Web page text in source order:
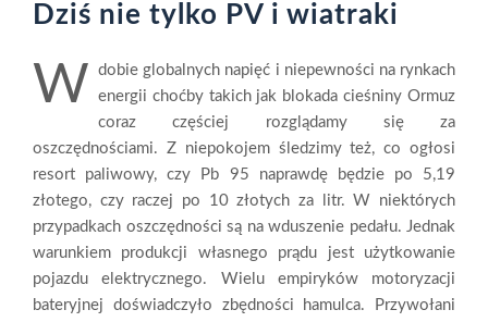
Dziś nie tylko PV i wiatraki
W
dobie globalnych napięć i niepewności na rynkach
energii choćby takich jak blokada cieśniny Ormuz
coraz częściej rozglądamy się za
oszczędnościami. Z niepokojem śledzimy też, co ogłosi
resort paliwowy, czy Pb 95 naprawdę będzie po 5,19
złotego, czy raczej po 10 złotych za litr. W niektórych
przypadkach oszczędności są na wduszenie pedału. Jednak
warunkiem produkcji własnego prądu jest użytkowanie
pojazdu elektrycznego. Wielu empiryków motoryzacji
bateryjnej doświadczyło zbędności hamulca. Przywołani